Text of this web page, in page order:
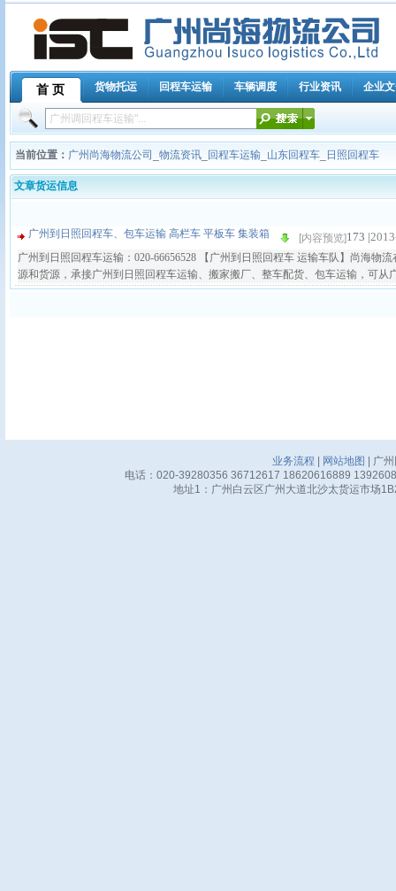
首 页 货物托运 回程车运输 车辆调度 行业资讯 企业
当前位置： 广州尚海物流公司 物流资讯 回程车运输 山东回程车 日照回程车
文章货运信息
广州到日照回程车、包车运输 高栏车 平板车 集装箱 [内容预览]173 |
广州到日照回程车运输：020-66656528 【广州到日照回程车 运输车队】尚海物
源和货源，承接广州到日照回程车运输、搬家搬厂、整车配货、包车运输，可从
业务流程 网站地图
| 广
电话：020-39280356 36712617 18620616889
地址1：广州白云区广州大道北沙太货运市场